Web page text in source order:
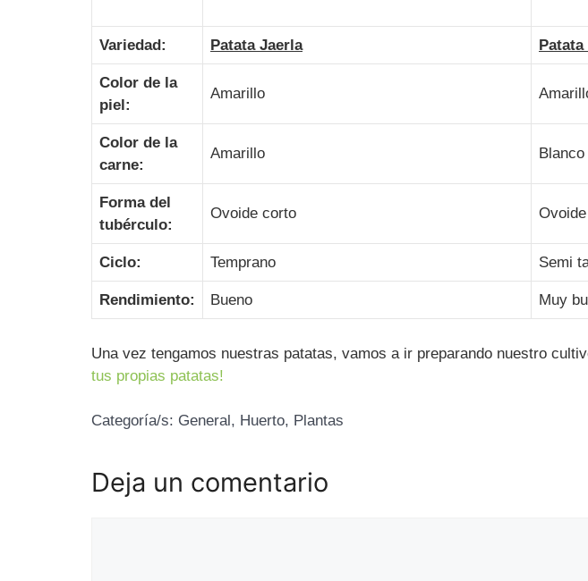
Variedad: Patata Jaerla Patata
Color de la
piel:
Amarillo
Color de la
carne:
Amarillo Blanco
Forma del
tubérculo:
Ovoide corto
Ciclo: Temprano Semi
Rendimiento: Bueno Muy
Una vez tengamos nuestras patatas, vamos a ir preparando nuestro
tus propias patatas!
Categoría/s: General, Huerto, Plantas
Deja un comentario